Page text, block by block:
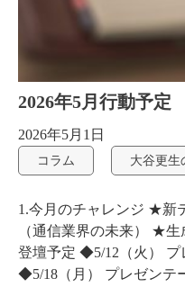
2026年5月行動予定
2026年5月1日
コラム 大谷更生
1.今月のチャレンジ ★新
（通信業界の未来） ★
登壇予定 ◆5/12（火） プ
◆5/18（月） プレゼン